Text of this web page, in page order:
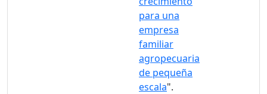
para una
empresa
familiar
agropecuaria
de pequeña
escala".